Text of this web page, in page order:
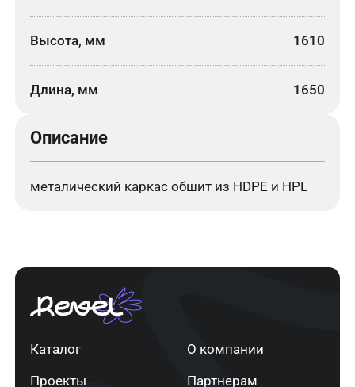
Высота, мм 1610
Длина, мм 1650
Описание
металический каркас обшит из HDPE и HPL
Каталог
О компании
Проекты
Партнерам